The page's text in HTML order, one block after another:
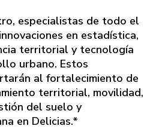
especialistas de todo el
en estadística,
territorial y tecnología
urbano. Estos
al fortalecimiento de
territorial, movilidad,
del suelo y
en Delicias.*